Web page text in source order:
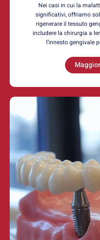
Nei casi in cui la
significativi, offriamo
rigenerare il tessuto
includere la chirurgia a
l’innesto gengivale